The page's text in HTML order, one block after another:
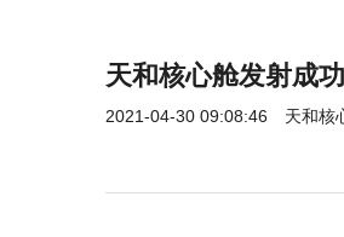
天和核心舱发射成
2021-04-30 09:08:46 天和核